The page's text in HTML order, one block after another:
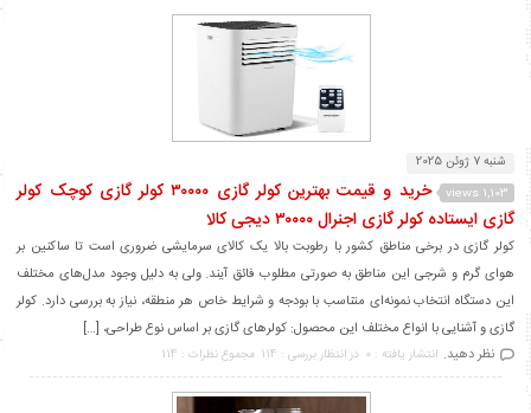
شنبه 7 ژوئن 2025
1,103 views
خرید و قیمت بهترین کولر گازی ۳۰۰۰۰ کولر گازی کوچک کولر
گازی ایستاده کولر گازی اجنرال ۳۰۰۰۰ دیجی کالا
کولر گازی در برخی مناطق کشور با رطوبت بالا یک کالای سرمایشی ضروری است تا ساکنین بر
هوای گرم و شرجی این مناطق به صورتی مطلوب فائق آیند. ولی به دلیل وجود مدل‌های مختلف
این دستگاه انتخاب نمونه‌ای متناسب با بودجه و شرایط خاص هر منطقه، نیاز به بررسی دارد. کولر
گازی و آشنایی با انواع مختلف این محصول: کولرهای گازی بر اساس نوع طراحی، […]
نظر دهید. انتشار یافته : 0 در انتظار بررسی : 114 مجموع نظرات : 114